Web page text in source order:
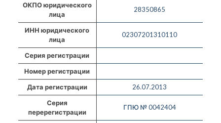
ОКПО юридического
лица
28350865
ИНН юридического
лица
02307201310110
Серия регистрации
Номер регистрации
Дата регистрации
26.07.2013
Серия
перерегистрации
ГПЮ № 0042404